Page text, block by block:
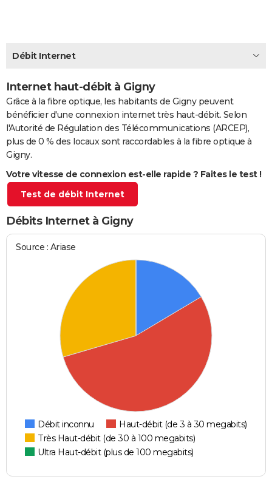
CARTE DE VOEUX
Carte de Noël
Carte Bonne année
Carte Saint-Valentin
Carte Pâques
Carte d'anniversaire
DICTIONNAIRE
PROGRAMME TV
COPAINS D'AVANT
S'inscrire
Se connecter
Lycées
Collèges
Primaires
Universités
Entreprises
Service militaire
Avis de recherche
Bricolage
Lifestyle
Culture
Sport
Auto
Television
Voyage
Cinema
Débit Internet
Internet haut-débit à Gigny
Grâce à la fibre optique, les habitants de Gigny peuvent
bénéficier d'une connexion internet très haut-débit. Selon
l'Autorité de Régulation des Télécommunications (ARCEP),
plus de 0 % des locaux sont raccordables à la fibre optique à
Gigny.
Votre vitesse de connexion est-elle rapide ? Faites le test !
Test de débit Internet
Débits Internet à Gigny
Source : Ariase
Débit inconnu
Haut-débit (de 3 à 30 megabits)
Très Haut-débit (de 30 à 100 megabits)
Ultra Haut-débit (plus de 100 megabits)